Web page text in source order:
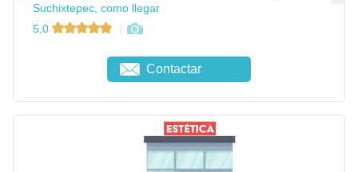
Suchixtepec, como llegar
5,0
Contactar